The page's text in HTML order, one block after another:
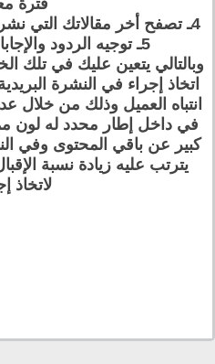
فترة
4ـ تصفح أخر مقالاتك التي نشرتها على الموقع الخاص بك.
5ـ توجيه الردود والإجابات على الاستبيانات.
وبالتالي يتعين عليك في تلك
اتخاذ إجراء في النشرة
انتباه العميل وذلك من
في داخل إطار محدد له لون
كبير عن باقي المحتوى وفي
يترتب عليه زيادة نسبة
لاتخاذ